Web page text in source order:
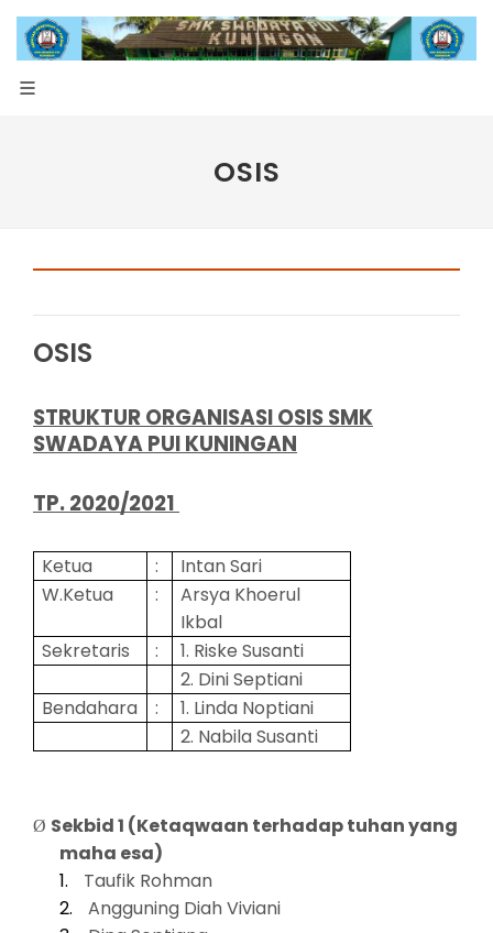
OSIS
OSIS
STRUKTUR ORGANISASI OSIS SMK
SWADAYA PUI KUNINGAN
TP. 2020/2021
Ketua :
Intan Sari
W.Ketua
:
Arsya Khoerul
Ikbal
Sekretaris
:
1. Riske Susanti
2. Dini Septiani
Bendahara
:
1. Linda Noptiani
2. Nabila Susanti
Ø Sekbid 1 (Ketaqwaan terhadap tuhan yang
maha esa)
1.
Taufik Rohman
2.
Angguning Diah Viviani